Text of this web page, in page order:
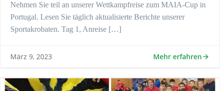
Nehmen Sie teil an unserer Wettkampfreise zum MAIA-Cup in
Portugal. Lesen Sie täglich aktualisierte Berichte unserer
Sportakrobaten. Tag 1, Anreise […]
März 9, 2023 Mehr erfahren